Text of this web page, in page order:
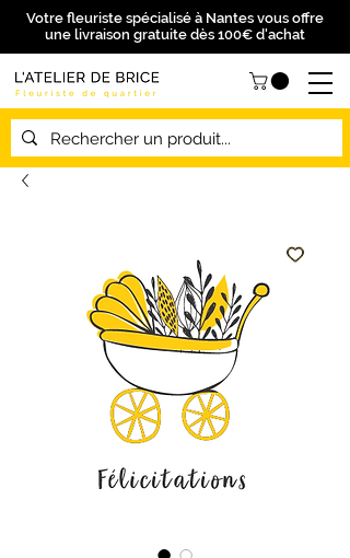
Votre fleuriste spécialisé à Nantes vous offre
une livraison gratuite dès 100€ d'achat